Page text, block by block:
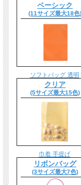
ベーシック
(11サイズ最大18色)
ソフトバッグ 透明
クリア
(5サイズ最大15色)
巾着 手提げ
リボンバッグ
(3サイズ最大7色)